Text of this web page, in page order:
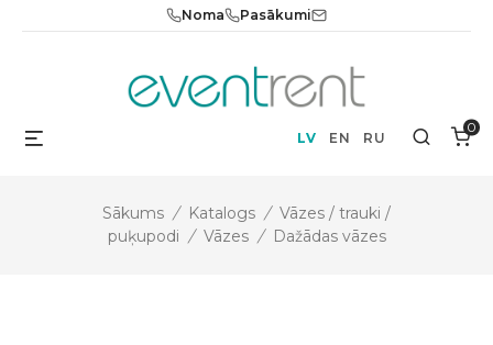
Noma Pasākumi
LV EN RU Search
0
Sākums / Katalogs / Vāzes / trauki /
puķupodi / Vāzes / Dažādas vāzes